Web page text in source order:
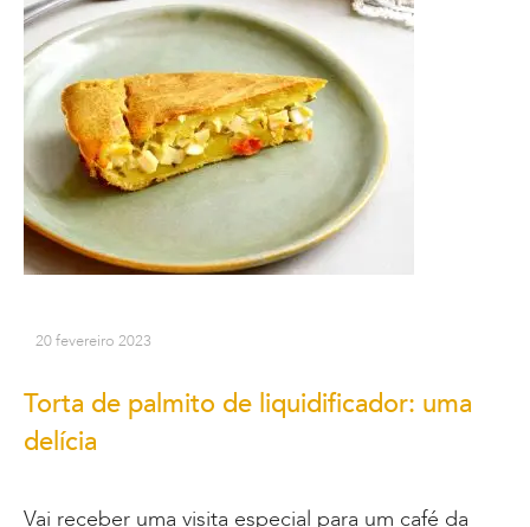
20 fevereiro 2023
Torta de palmito de liquidificador: uma
delícia
Vai receber uma visita especial para um café da